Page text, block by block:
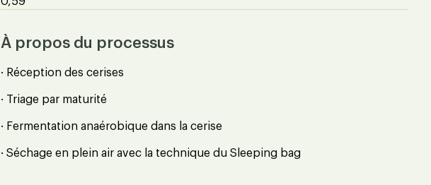
À propos du processus
· Réception des cerises
· Triage par maturité
· Fermentation anaérobique dans la cerise
· Séchage en plein air avec la technique du Sleeping bag